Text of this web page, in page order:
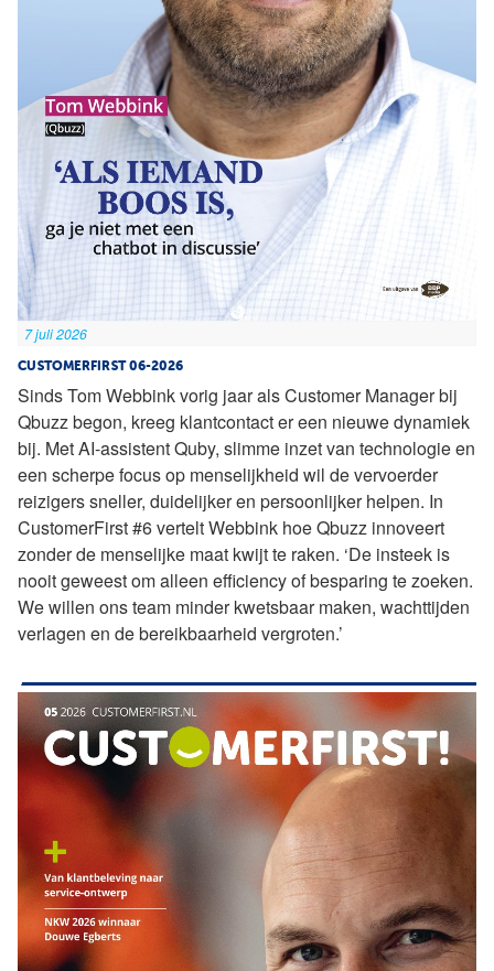
7 juli 2026
CUSTOMERFIRST 06-2026
Sinds Tom Webbink vorig jaar als Customer Manager bij
Qbuzz begon, kreeg klantcontact er een nieuwe dynamiek
bij. Met AI-assistent Quby, slimme inzet van technologie en
een scherpe focus op menselijkheid wil de vervoerder
reizigers sneller, duidelijker en persoonlijker helpen. In
CustomerFirst #6 vertelt Webbink hoe Qbuzz innoveert
zonder de menselijke maat kwijt te raken. ‘De insteek is
nooit geweest om alleen efficiency of besparing te zoeken.
We willen ons team minder kwetsbaar maken, wachttijden
verlagen en de bereikbaarheid vergroten.’